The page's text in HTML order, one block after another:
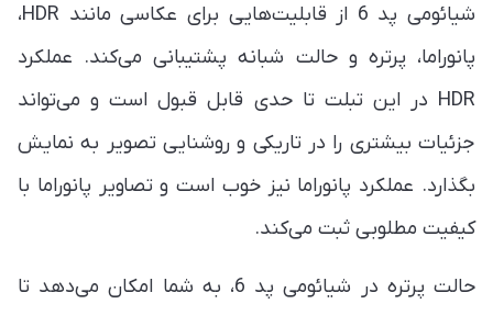
شیائومی پد 6 از قابلیت‌هایی برای عکاسی مانند HDR،
پانوراما، پرتره و حالت شبانه پشتیبانی می‌کند. عملکرد
HDR در این تبلت تا حدی قابل قبول است و می‌تواند
جزئیات بیشتری را در تاریکی و روشنایی تصویر به نمایش
بگذارد. عملکرد پانوراما نیز خوب است و تصاویر پانوراما با
کیفیت مطلوبی ثبت می‌کند.
حالت پرتره در شیائومی پد 6، به شما امکان می‌دهد تا